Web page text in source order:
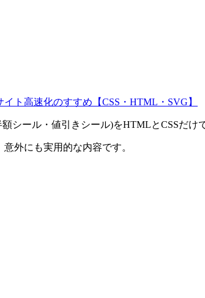
ト高速化のすすめ【CSS・HTML・SVG】
シール・値引きシール)をHTMLとCSSだけ
外にも実用的な内容です。